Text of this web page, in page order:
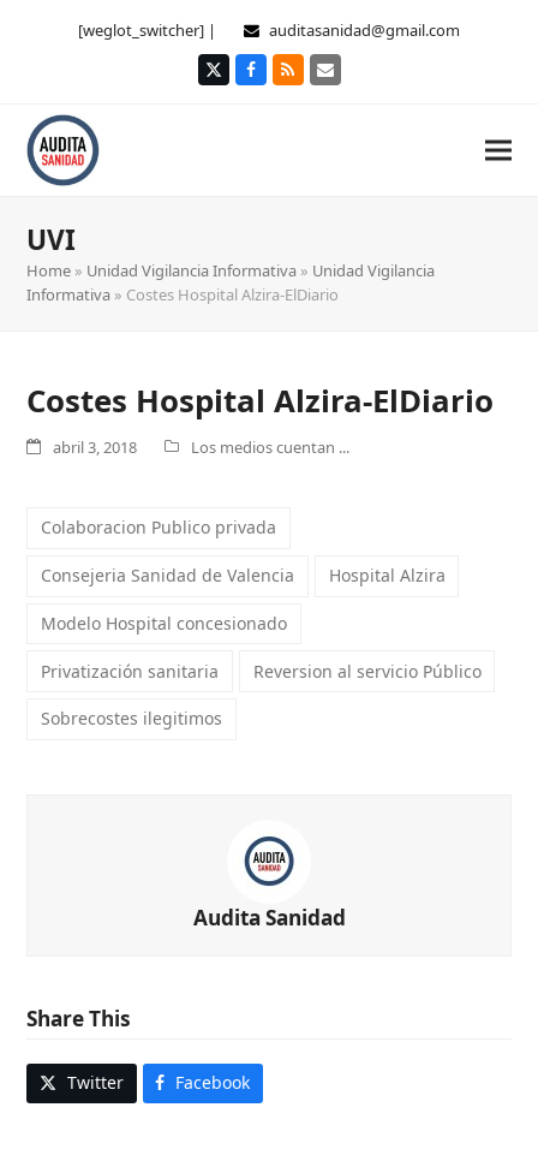
[weglot_switcher] | auditasanidad@gmail.com
TwitterFacebook
RSS Correo
UVI
Home » Unidad Vigilancia Informativa » Unidad Vigilancia
Informativa » Costes Hospital Alzira-ElDiario
Costes Hospital Alzira-ElDiario
abril 3, 2018 Los medios cuentan ...
Colaboracion Publico privada
Consejeria Sanidad de Valencia Hospital Alzira
Modelo Hospital concesionado
Privatización sanitaria Reversion al servicio Público
Sobrecostes ilegitimos
Audita Sanidad
Share This
Twitter Facebook